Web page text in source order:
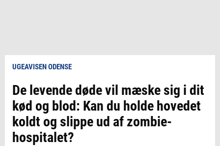
UGEAVISEN ODENSE
De levende døde vil mæske sig i dit
kød og blod: Kan du holde hovedet
koldt og slippe ud af zombie-
hospitalet?